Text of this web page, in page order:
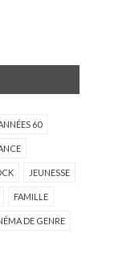
60
JEUNESSE
FAMILLE
DE GENRE